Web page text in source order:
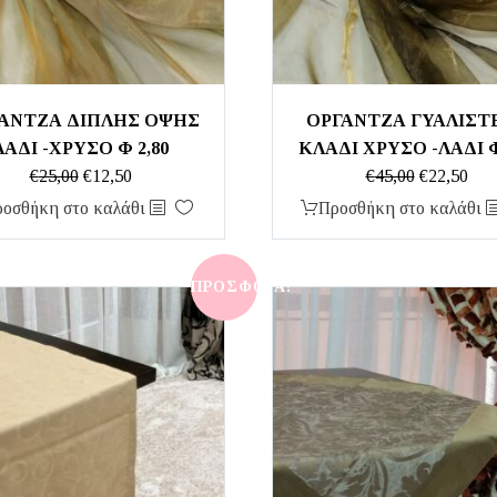
ΔΙΠΛΗΣ ΟΨΗΣ
-ΧΡΥΣΟ Φ 2,80
€25,00 Original
price
€12,50Η
τρέχουσα
€12,50.
στο καλάθι
ΟΡΓΑΝΤΖΑ
ΚΛΑΔΙ ΧΡΥΣΟ -ΛΑΔΙ
€45,00 Original
price
€22,50Η
Προσθήκη στο καλάθι
ΠΡΟΣΦΟΡΆ!